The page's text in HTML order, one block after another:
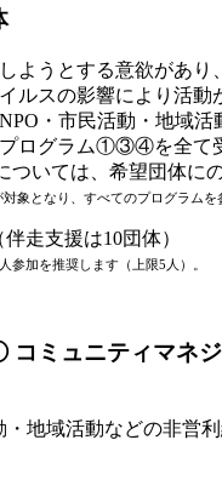
ようとする意欲があ
ルスの影響により活
・市民活動・地域
ログラム①③④を全て
いては、希望団体に
象となり、すべてのプログラムを
走支援は10団体）
参加を推奨します（上限5人）。
コミュニティマネ
・地域活動などの非営